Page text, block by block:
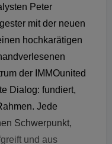
Peter
mit der neuen
hochkarätigen
der IMMOunited
Dialog: fundiert,
Jede
Schwerpunkt,
und aus